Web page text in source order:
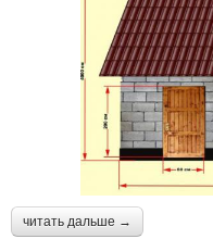
читать дальше →